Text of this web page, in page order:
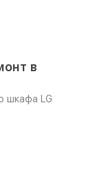
в
шкафа LG